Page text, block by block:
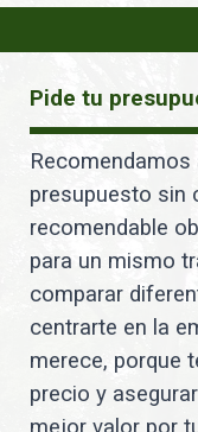
Pide tu
presupuesto sin
recomendable
para un mismo
comparar
centrarte en la
merece, porque
precio y